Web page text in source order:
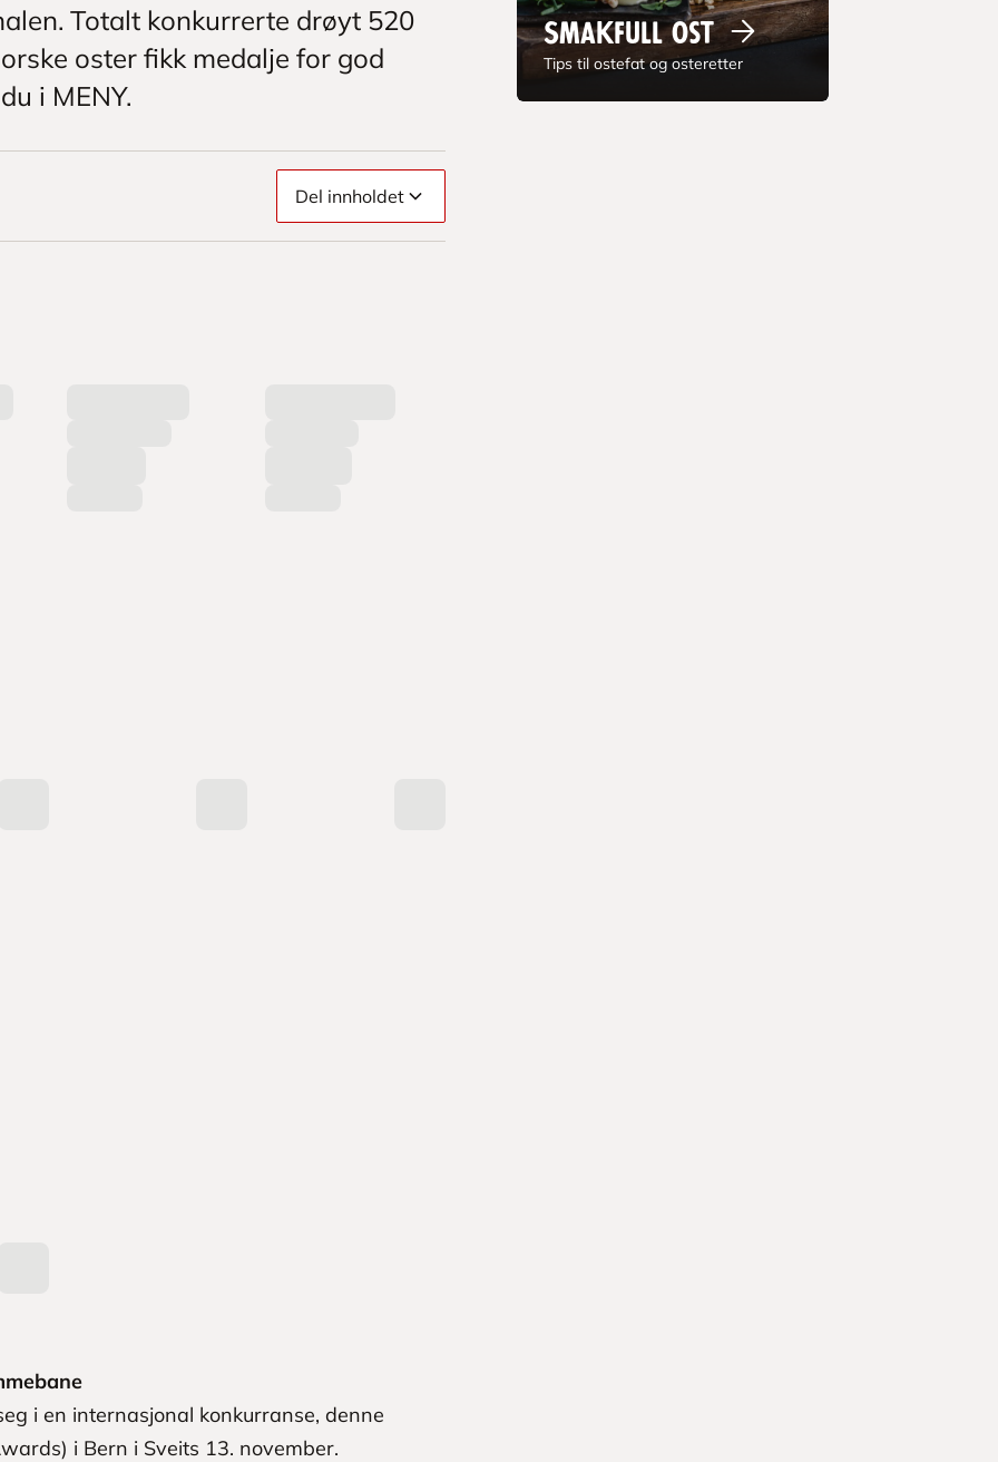
Totalt konkurrerte drøyt 520
oster fikk medalje for god
i MENY.
Del innholdet
i en internasjonal konkurranse, denne
i Bern i Sveits 13. november.
Smakfull ost
Tips til ostefat og osteretter